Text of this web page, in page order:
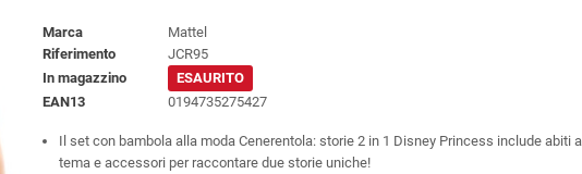
Marca
Mattel
Riferimento
JCR95
In magazzino
ESAURITO
EAN13
0194735275427
Il set con bambola alla moda Cenerentola: storie 2 in 1 Disney Princess include abiti a
tema e accessori per raccontare due storie uniche!